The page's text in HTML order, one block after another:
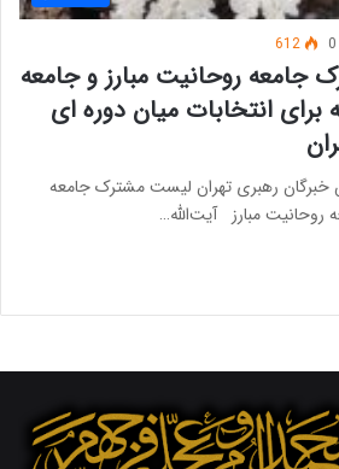
0
612
روحانیت مبارز و جامعه
انتخابات میان دوره ای
خبرگان رهبری تهران لیست مشترک جامعه
مبارز آیت‌الله…